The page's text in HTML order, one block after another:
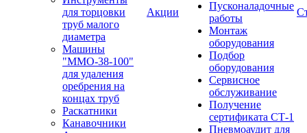
для торцовки
труб малого
диаметра
Машины
"ММО-38-100"
для удаления
оребрения на
концах труб
Раскатники
Канавочники
Акции
Пусконаладочные
работы
Монтаж
оборудования
Подбор
оборудования
Сервисное
обслуживание
Получение
сертификата СТ-1
Пневмоаудит для